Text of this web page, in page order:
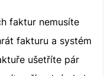
faktur nemusíte
fakturu a systém
ušetříte pár